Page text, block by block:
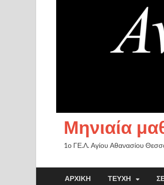
Μηνιαία
1ο ΓΕ.Λ. Αγίου Αθανασίου
ΑΡΧΙΚΉ ΤΕΎΧΗ